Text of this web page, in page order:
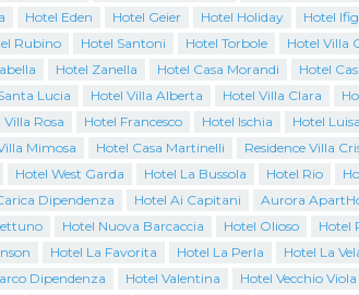
Hotel Eden Hotel Geier Hotel Holiday
Hotel
Rubino Hotel Santoni Hotel Torbole
Hotel Villa
Hotel Zanella Hotel Casa Morandi
Hotel
Lucia Hotel Villa Alberta Hotel Villa Clara
Villa Rosa Hotel Francesco Hotel Ischia
Hotel
Mimosa Hotel Casa Martinelli
Residence Villa
Hotel West Garda Hotel La Bussola Hotel Rio
Dipendenza Hotel Ai Capitani
Aurora
Hotel Nuova Barcaccia Hotel Olioso
Hotel
Hotel La Favorita Hotel La Perla
Hotel La
Dipendenza Hotel Valentina
Hotel Vecchio Viola